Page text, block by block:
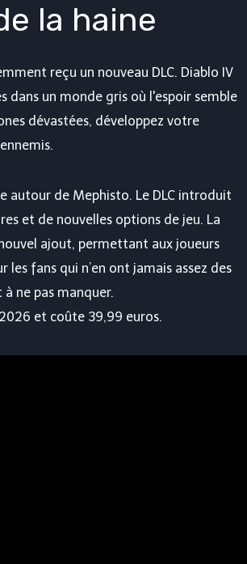
la haine
reçu un nouveau DLC. Diablo IV
un monde gris où l'espoir semble
dévastées, développez votre
autour de Mephisto. Le DLC introduit
et de nouvelles options de jeu. La
ajout, permettant aux joueurs
fans qui n’en ont jamais assez des
ne pas manquer.
et coûte 39,99 euros.